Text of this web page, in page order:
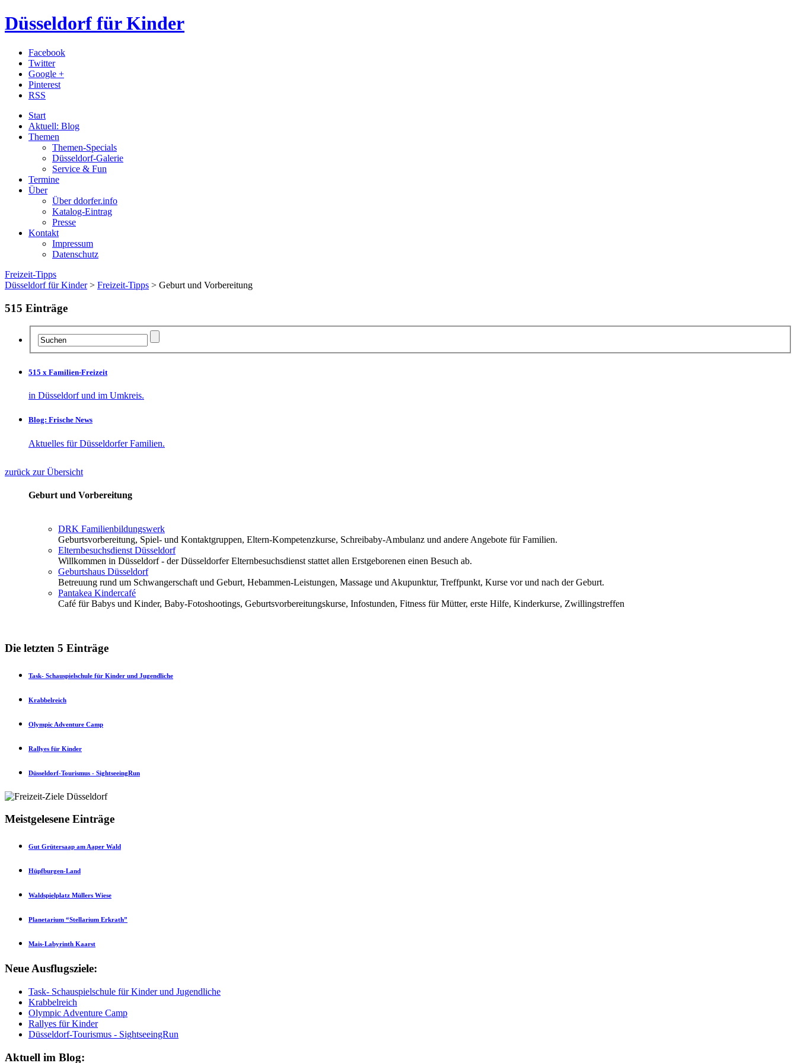
Düsseldorf für Kinder
Facebook
Twitter
Google +
Pinterest
RSS
Start
Aktuell: Blog
Themen
Themen-Specials
Düsseldorf-Galerie
Service & Fun
Termine
Über
Über ddorfer.info
Katalog-Eintrag
Presse
Kontakt
Impressum
Datenschutz
Freizeit-Tipps
Düsseldorf für Kinder> Freizeit-Tipps > Geburt und Vorbereitung
515 Einträge
515 x Familien-Freizeit
in Düsseldorf und im Umkreis.
Blog: Frische News
Aktuelles für Düsseldorfer Familien.
zurück zur Übersicht
Geburt und Vorbereitung
DRK Familienbildungswerk
Geburtsvorbereitung, Spiel- und Kontaktgruppen, Eltern-Kompetenzkurse, Schreibaby-Ambulanz und andere Angebote für Familien.
Elternbesuchsdienst Düsseldorf
Willkommen in Düsseldorf - der Düsseldorfer Elternbesuchsdienst stattet allen Erstgeborenen einen Besuch ab.
Geburtshaus Düsseldorf
Betreuung rund um Schwangerschaft und Geburt, Hebammen-Leistungen, Massage und Akupunktur, Treffpunkt, Kurse vor und nach der Geburt.
Pantakea Kindercafé
Café für Babys und Kinder, Baby-Fotoshootings, Geburtsvorbereitungskurse, Infostunden, Fitness für Mütter, erste Hilfe, Kinderkurse, Zwillingstreffen
Die letzten 5 Einträge
Task- Schauspielschule für Kinder und Jugendliche
Krabbelreich
Olympic Adventure Camp
Rallyes für Kinder
Düsseldorf-Tourismus - SightseeingRun
Meistgelesene Einträge
Gut Grütersaap am Aaper Wald
Hüpfburgen-Land
Waldspielplatz Müllers Wiese
Planetarium “Stellarium Erkrath”
Mais-Labyrinth Kaarst
Neue Ausflugsziele:
Task- Schauspielschule für Kinder und Jugendliche
Krabbelreich
Olympic Adventure Camp
Rallyes für Kinder
Düsseldorf-Tourismus - SightseeingRun
Aktuell im Blog: